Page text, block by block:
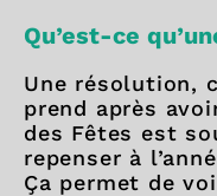
Qu’est-ce
Une résolution,
prend après
des Fêtes est
repenser à
Ça permet de